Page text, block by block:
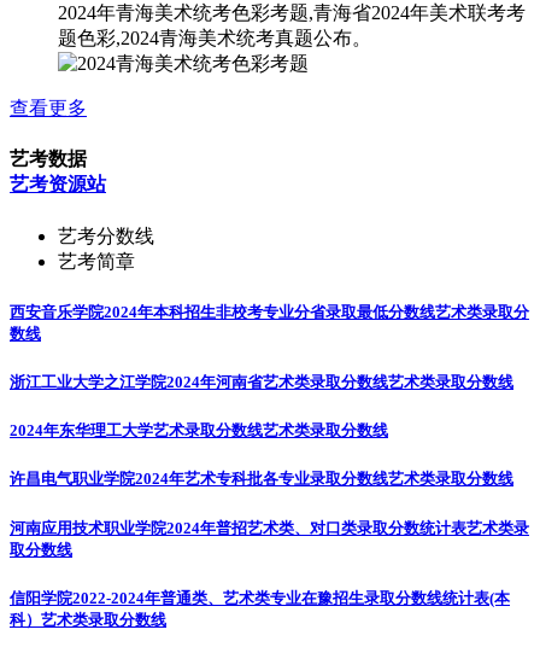
2024年青海美术统考色彩考题,青海省2024年美术联考考
题色彩,2024青海美术统考真题公布。
查看更多
艺考数据
艺考资源站
艺考分数线
艺考简章
西安音乐学院2024年本科招生非校考专业分省录取最低分数线艺术类录取分
数线
浙江工业大学之江学院2024年河南省艺术类录取分数线艺术类录取分数线
2024年东华理工大学艺术录取分数线艺术类录取分数线
许昌电气职业学院2024年艺术专科批各专业录取分数线艺术类录取分数线
河南应用技术职业学院2024年普招艺术类、对口类录取分数统计表艺术类录
取分数线
信阳学院2022-2024年普通类、艺术类专业在豫招生录取分数线统计表(本
科） 艺术类录取分数线